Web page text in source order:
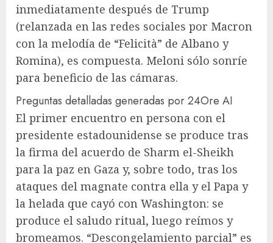
inmediatamente después de Trump
(relanzada en las redes sociales por Macron
con la melodía de “Felicità” de Albano y
Romina), es compuesta. Meloni sólo sonríe
para beneficio de las cámaras.
Preguntas detalladas generadas por 24Ore AI
El primer encuentro en persona con el
presidente estadounidense se produce tras
la firma del acuerdo de Sharm el-Sheikh
para la paz en Gaza y, sobre todo, tras los
ataques del magnate contra ella y el Papa y
la helada que cayó con Washington: se
produce el saludo ritual, luego reímos y
bromeamos. “Descongelamiento parcial” es